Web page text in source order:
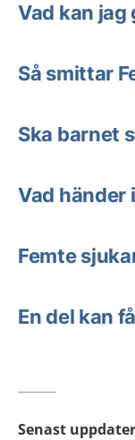
Vad kan jag
Så smittar
Ska barnet
Vad händer
Femte
En del kan
Senast